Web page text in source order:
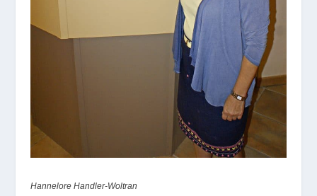
Hannelore Handler-Woltran